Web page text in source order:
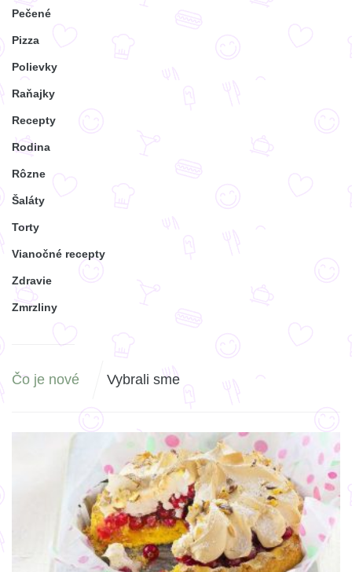
Pečené
Pizza
Polievky
Raňajky
Recepty
Rodina
Rôzne
Šaláty
Torty
Vianočné recepty
Zdravie
Zmrzliny
Čo je nové Vybrali sme